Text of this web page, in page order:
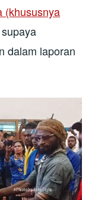
(khususnya
dalam laporan